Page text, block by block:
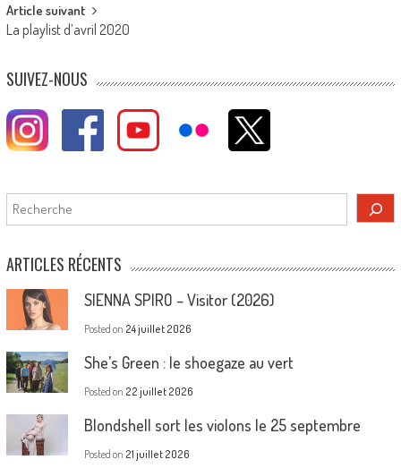
Article suivant
La playlist d’avril 2020
SUIVEZ-NOUS
Rechercher
ARTICLES RÉCENTS
SIENNA SPIRO – Visitor (2026)
Posted on 24 juillet 2026
She’s Green : le shoegaze au vert
Posted on 22 juillet 2026
Blondshell sort les violons le 25 septembre
Posted on 21 juillet 2026